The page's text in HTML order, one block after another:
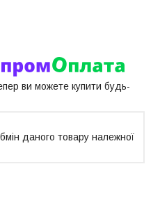
ви можете купити будь-
даного товару належної